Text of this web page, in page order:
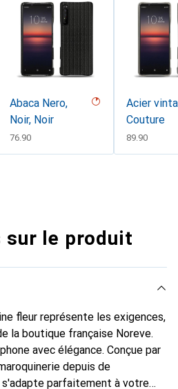
Abaca Nero,
Noir, Noir
CHF
76.90
Acier
Couture
CHF
89.90
le produit
fleur représente les exigences,
la boutique française Noreve.
avec élégance. Conçue par
depuis de
s'adapte parfaitement à votre